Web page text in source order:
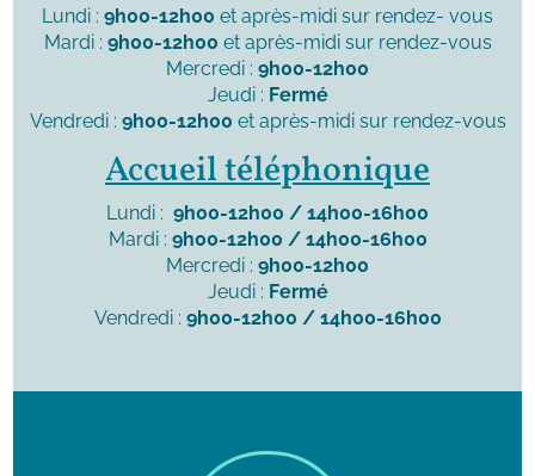
Lundi : 9h00-12h00 et après-midi sur rendez- vous
Mardi : 9h00-12h00 et après-midi sur rendez-vous
Mercredi : 9h00-12h00
Jeudi : Fermé
Vendredi : 9h00-12h00 et après-midi sur rendez-vous
Accueil téléphonique
Lundi : 9h00-12h00 / 14h00-16h00
Mardi : 9h00-12h00 / 14h00-16h00
Mercredi : 9h00-12h00
Jeudi : Fermé
Vendredi : 9h00-12h00 / 14h00-16h00